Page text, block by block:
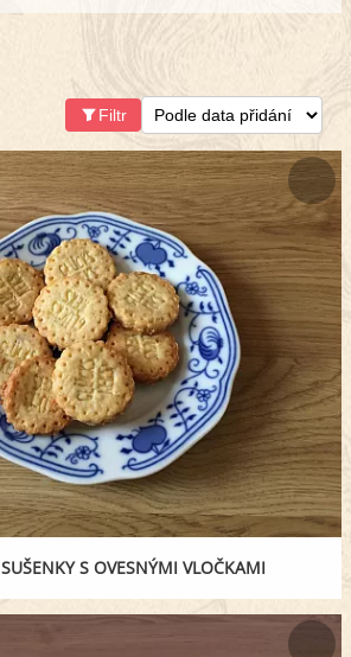
Filtr
S OVESNÝMI VLOČKAMI